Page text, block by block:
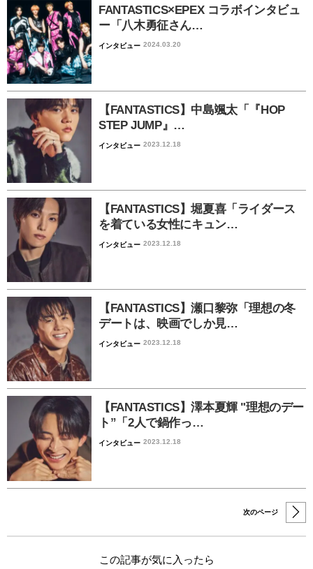
FANTASTICS×EPEX コラボインタビュ
ー「八木勇征さん…
インタビュー 2024.03.20
【FANTASTICS】中島颯太「『HOP
STEP JUMP』…
インタビュー 2023.12.18
【FANTASTICS】堀夏喜「ライダース
を着ている女性にキュン…
インタビュー 2023.12.18
【FANTASTICS】瀬口黎弥「理想の冬
デートは、映画でしか見…
インタビュー 2023.12.18
【FANTASTICS】澤本夏輝 "理想のデー
ト”「2人で鍋作っ…
インタビュー 2023.12.18
次のページ
この記事が気に入ったら